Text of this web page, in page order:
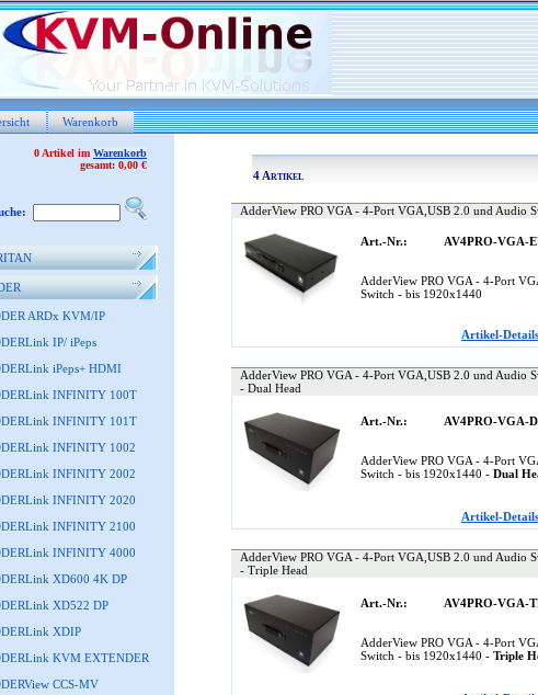
Warenkorb
0 Artikel im Warenkorb
gesamt: 0,00 €
ARDx KVM/IP
IP/ iPeps
iPeps+ HDMI
INFINITY 100T
INFINITY 101T
INFINITY 1002
INFINITY 2002
INFINITY 2020
INFINITY 2100
INFINITY 4000
XD600 4K DP
XD522 DP
XDIP
KVM EXTENDER
CCS-MV
4 Artikel
AdderView PRO VGA - 4-Port VGA,USB 2.0 und Audio
Art.-Nr.: AV4PRO-VGA-
AdderView PRO VGA - 4-Port
Switch - bis 1920x1440
Artikel-Details
AdderView PRO VGA - 4-Port VGA,USB 2.0 und Audio
- Dual Head
Art.-Nr.: AV4PRO-VGA-
AdderView PRO VGA - 4-Port
Switch - bis 1920x1440 - Dual
Artikel-Details
AdderView PRO VGA - 4-Port VGA,USB 2.0 und Audio
- Triple Head
Art.-Nr.: AV4PRO-VGA-
AdderView PRO VGA - 4-Port
Switch - bis 1920x1440 - Triple